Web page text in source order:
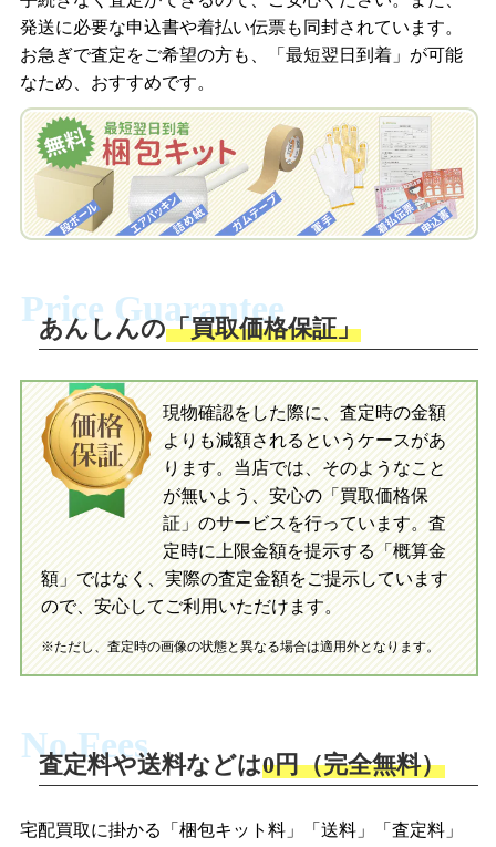
梱包キットをメールで申し込み
査定結果をメールで確認し、梱包キット
を申し込みます。梱包キットは送料無料
でお届けします。
自宅でおもちゃを発送・梱包
梱包キットに同封する発送ガイドの手順
送。当店へ無料で発送いただけます。
入金完了
当店に査定したおもちゃがご到着後、ご
指定の口座に即日入金可能です。
買取の流れ 写真の撮影方法
梱包キットをLINEで申し込み
査定結果をLINEで確認し、梱包キットを
申し込みます。梱包キットは送料無料で
お届けします。
自宅でおもちゃを発送・梱包
ださい。お電話にて集荷依頼を行い発
送。当店へ無料で発送いただけます。
当店に査定したおもちゃがご到着後、ご
指定の口座に即日入金可能です。
初めての方へ LINE査定の流れ 写真の撮影方法
発送に必要な申込書や着払い伝票も同封されています。
お急ぎで査定をご希望の方も、「最短翌日到着」が可能
なため、おすすめです。
Price Guarantee
あんしんの「買取価格保証」
現物確認をした際に、査定時の金額
よりも減額されるというケースがあ
ります。当店では、そのようなこと
が無いよう、安心の「買取価格保
証」のサービスを行っています。査
定時に上限金額を提示する「概算金
額」ではなく、実際の査定金額をご提示しています
ので、安心してご利用いただけます。
※ただし、査定時の画像の状態と異なる場合は適用外となります。
No Fees
査定料や送料などは0円（完全無料）
宅配買取に掛かる「梱包キット料」「送料」「査定料」